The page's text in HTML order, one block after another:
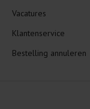
Vacatures
Klantenservice
Bestelling annuleren